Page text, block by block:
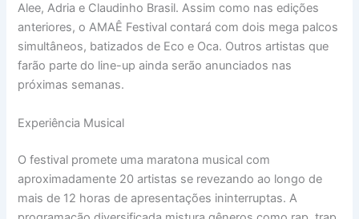
Alee, Adria e Claudinho Brasil. Assim como nas edições
anteriores, o AMAÊ Festival contará com dois mega palcos
simultâneos, batizados de Eco e Oca. Outros artistas que
farão parte do line-up ainda serão anunciados nas
próximas semanas.
Experiência Musical
O festival promete uma maratona musical com
aproximadamente 20 artistas se revezando ao longo de
mais de 12 horas de apresentações ininterruptas. A